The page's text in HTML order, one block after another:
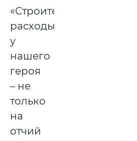
«Строительные
расходы»
у
нашего
героя
– не
только
на
отчий